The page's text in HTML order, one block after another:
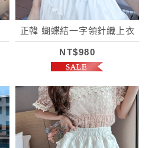
正韓 蝴蝶結一字領針織上衣
NT$980